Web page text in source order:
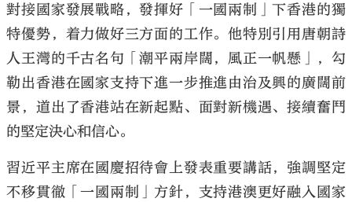
對接國家發展戰略，發揮好「一國兩制」下香港的獨
特優勢，着力做好三方面的工作。他特別引用唐朝詩
人王灣的千古名句「潮平兩岸闊，風正一帆懸」，勾
勒出香港在國家支持下進一步推進由治及興的廣闊前
景，道出了香港站在新起點、面對新機遇、接續奮鬥
的堅定決心和信心。
習近平主席在國慶招待會上發表重要講話，強調堅定
不移貫徹「一國兩制」方針，支持港澳更好融入國家